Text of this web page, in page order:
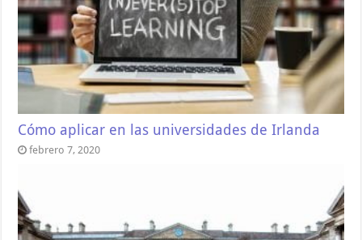
Cómo aplicar en las universidades de Irlanda
febrero 7, 2020